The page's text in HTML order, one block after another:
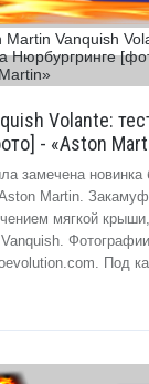
Volante:
- «Aston
замечена новинка
Martin.
мягкой
Под